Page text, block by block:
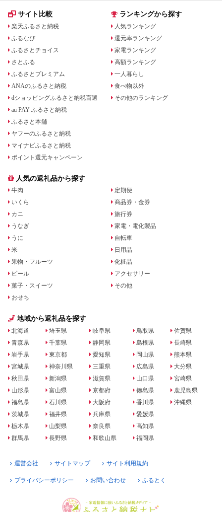
サイト比較
楽天ふるさと納税
ふるなび
ふるさとチョイス
さとふる
ふるさとプレミアム
ANAのふるさと納税
dショッピングふるさと納税百選
au PAY ふるさと納税
ふるさと本舗
ヤフーのふるさと納税
マイナビふるさと納税
ポイント還元キャンペーン
ランキングから探す
人気ランキング
還元率ランキング
家電ランキング
高額ランキング
一人暮らし
食べ物以外
その他のランキング
人気の返礼品から探す
牛肉
いくら
カニ
うなぎ
うに
米
果物・フルーツ
ビール
菓子・スイーツ
おせち
定期便
商品券・金券
旅行券
家電・電化製品
自転車
日用品
化粧品
アクセサリー
その他
地域から返礼品を探す
北海道
青森県
岩手県
宮城県
秋田県
山形県
福島県
茨城県
栃木県
群馬県
埼玉県
千葉県
東京都
神奈川県
新潟県
富山県
石川県
福井県
山梨県
長野県
岐阜県
静岡県
愛知県
三重県
滋賀県
京都府
大阪府
兵庫県
奈良県
和歌山県
鳥取県
島根県
岡山県
広島県
山口県
徳島県
香川県
愛媛県
高知県
福岡県
佐賀県
長崎県
熊本県
大分県
宮崎県
鹿児島県
沖縄県
運営会社 サイトマップ サイト利用規約
プライバシーポリシー お問い合わせ ふるとく